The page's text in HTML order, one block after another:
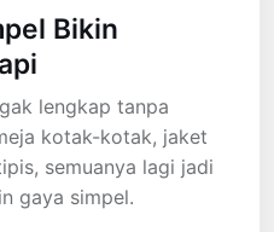
Bikin
lengkap tanpa
kotak-kotak, jaket
semuanya lagi jadi
gaya simpel.